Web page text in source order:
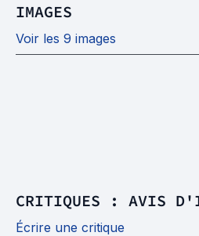
IMAGES
Voir les 9 images
CRITIQUES : AVIS
Écrire une critique